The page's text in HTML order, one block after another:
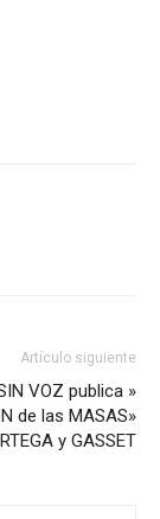
Artículo siguiente
VOZ publica »
de las MASAS»
y GASSET